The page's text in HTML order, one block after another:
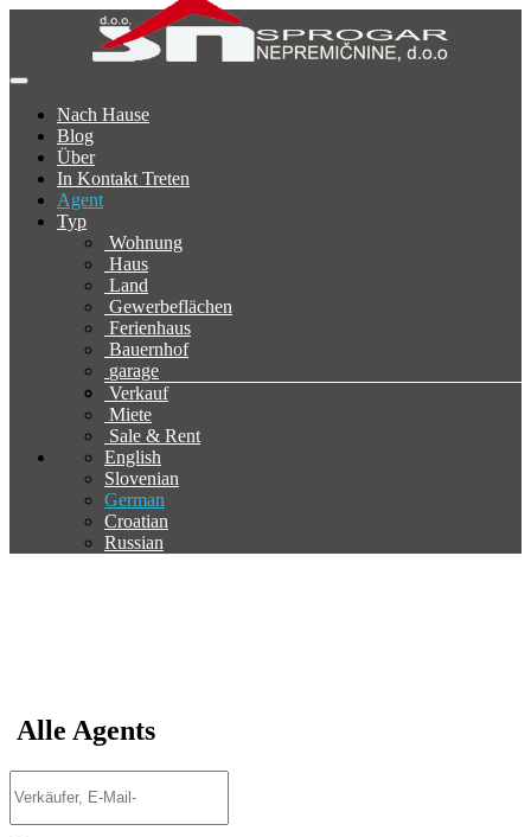
Nach Hause
Blog
Über
In Kontakt Treten
Agent
Typ
Wohnung
Haus
Land
Gewerbeflächen
Ferienhaus
Bauernhof
garage
Verkauf
Miete
Sale & Rent
English
Slovenian
German
Croatian
Russian
Alle Agents